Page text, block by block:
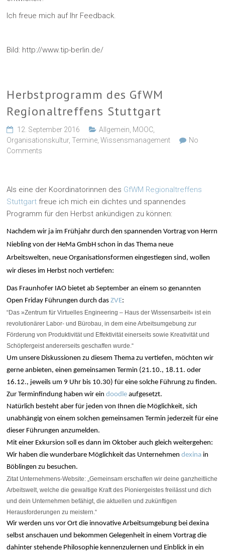
Ich freue mich auf Ihr Feedback.
Bild: http://www.tip-berlin.de/
Herbstprogramm des GfWM
Regionaltreffens Stuttgart
12. September 2016 Allgemein MOOC
Organisationskultur,Termine ,Wissensmanagement
No
Comments
Als eine der Koordinatorinnen des GfWM Regionaltreffens
Stuttgartfreue ich mich ein dichtes und spannendes
Programm für den Herbst ankündigen zu können:
Nachdem wir ja im Frühjahr durch den spannenden Vortrag von Herrn
Niebling von der HeMa GmbH schon in das Thema neue
Arbeitswelten, neue Organisationsformen eingestiegen sind, wollen
wir dieses im Herbst noch vertiefen:
Das Fraunhofer IAO bietet ab September an einem so genannten
Open Friday Führungen durch dasZVE:
“Das »Zentrum für Virtuelles Engineering – Haus der Wissensarbeit« ist ein
revolutionärer Labor- und Bürobau, in dem eine Arbeitsumgebung zur
Förderung von Produktivität und Effektivität einerseits sowie Kreativität und
Schöpfergeist andererseits geschaffen wurde.“
Um unsere Diskussionen zu diesem Thema zu vertiefen, möchten wir
gerne anbieten, einen gemeinsamen Termin (21.10., 18.11. oder
16.12., jeweils um 9 Uhr bis 10.30) für eine solche Führung zu finden.
Zur Terminfindung haben wir eindoodle aufgesetzt.
Natürlich besteht aber für jeden von Ihnen die Möglichkeit, sich
unabhängig von einem solchen gemeinsamen Termin jederzeit für eine
dieser Führungen anzumelden.
Mit einer Exkursion soll es dann im Oktober auch gleich weitergehen:
Wir haben die wunderbare Möglichkeit das Unternehmen dexina in
Böblingen zu besuchen.
Zitat Unternehmens-Website: „Gemeinsam erschaffen wir deine ganzheitliche
Arbeitswelt, welche die gewaltige Kraft des Pioniergeistes freilässt und dich
und dein Unternehmen befähigt, die aktuellen und zukünftigen
Herausforderungen zu meistern.“
Wir werden uns vor Ort die innovative Arbeitsumgebung bei dexina
selbst anschauen und bekommen Gelegenheit in einem Vortrag die
dahinter stehende Philosophie kennenzulernen und Einblick in ein